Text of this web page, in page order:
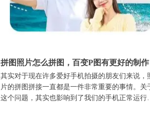
拼图照片怎么拼图，百变P图有更好的制作
其实对于现在许多爱好手机拍摄的朋友们来说，
片的拼图拼接一直都是一件非常重要的事情。关
这个问题，其实也影响到了我们的手机正常运行